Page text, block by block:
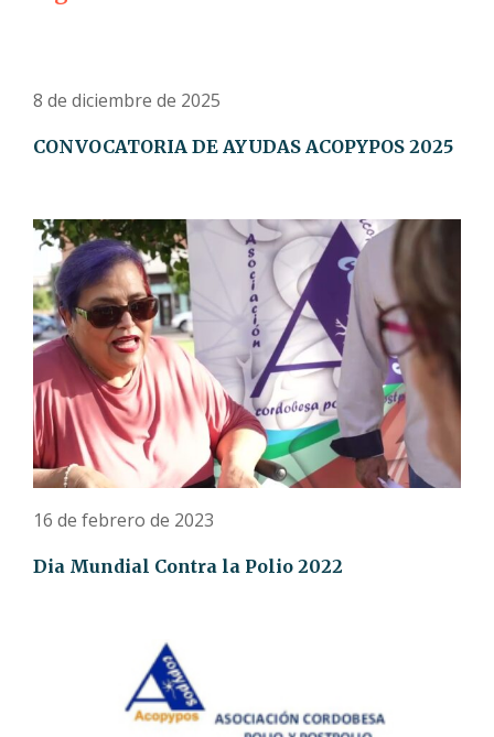
8 de diciembre de 2025
CONVOCATORIA DE AYUDAS ACOPYPOS 2025
16 de febrero de 2023
Dia Mundial Contra la Polio 2022